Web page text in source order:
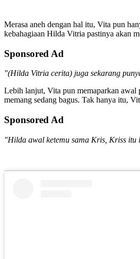
Merasa aneh dengan hal itu, Vita pun
kebahagiaan Hilda Vitria pastinya akan
Sponsored Ad
"(Hilda Vitria cerita) juga sekarang
Lebih lanjut, Vita pun memaparkan awal
memang sedang bagus. Tak hanya itu,
Sponsored Ad
"Hilda awal ketemu sama Kris, Kriss